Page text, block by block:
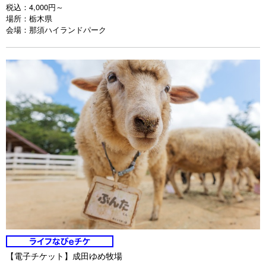
税込： 4,000円～
場所： 栃木県
会場： 那須ハイランドパーク
【電子チケット】成田ゆめ牧場